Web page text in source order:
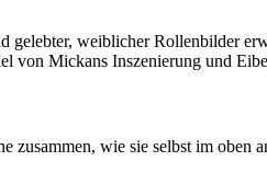
gelebter, weiblicher Rollenbilder
von Mickans Inszenierung und
zusammen, wie sie selbst im